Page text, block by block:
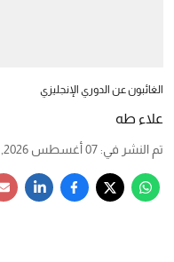
الغائبون عن الدوري الإنجليزي
علاء طه
تم النشر في: 07 أغسطس 2026, 6:53 مساءً